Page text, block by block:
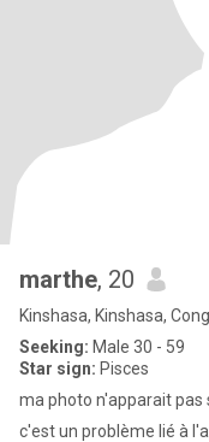
marthe, 20
Kinshasa, Kinshasa,
Seeking: Male 30 - 59
Star sign: Pisces
ma photo n'apparait pas
c'est un problème lié à